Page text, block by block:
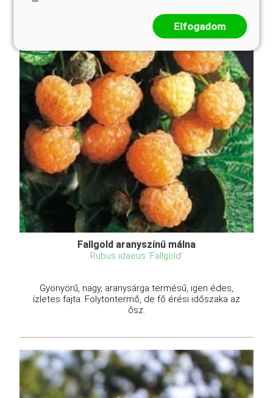
Fallgold aranyszínű málna
Rubus idaeus 'Fallgold'
Gyönyörű, nagy, aranysárga termésű, igen édes,
ízletes fajta. Folytontermő, de fő érési időszaka az
ősz.
Elfogadom